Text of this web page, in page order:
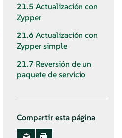
21.5 Actualización con
Zypper
21.6 Actualización con
Zypper simple
21.7 Reversión de un
paquete de servicio
Compartir esta página